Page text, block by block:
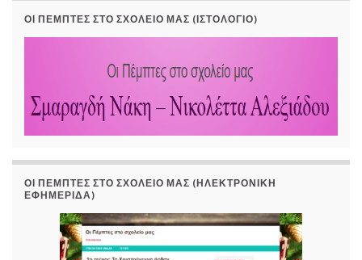
ΟΙ ΠΈΜΠΤΕΣ ΣΤΟ ΣΧΟΛΕΊΟ ΜΑΣ (ΙΣΤΟΛΌΓΙΟ)
ΟΙ ΠΈΜΠΤΕΣ ΣΤΟ ΣΧΟΛΕΊΟ ΜΑΣ (ΗΛΕΚΤΡΟΝΙΚΉ
ΕΦΗΜΕΡΊΔΑ)